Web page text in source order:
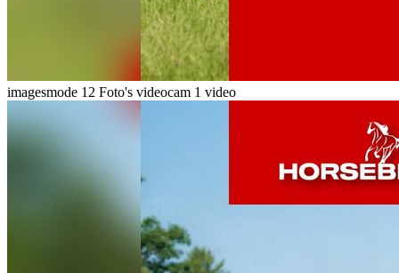
imagesmode 12 Foto's videocam 1 video